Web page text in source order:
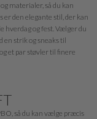
materialer, så du kan
er den elegante stil, der kan
hverdag og fest. Vælger du
en strik og sneaks til
et par støvler til finere
så du kan vælge præcis